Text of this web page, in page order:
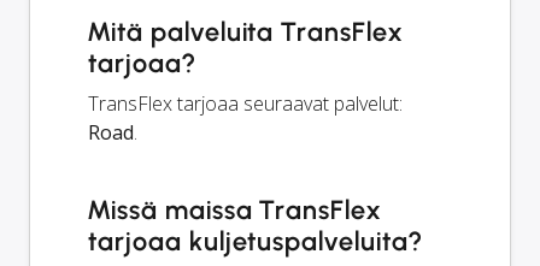
Mitä palveluita TransFlex
tarjoaa?
TransFlex tarjoaa seuraavat palvelut:
Road.
Missä maissa TransFlex
tarjoaa kuljetuspalveluita?